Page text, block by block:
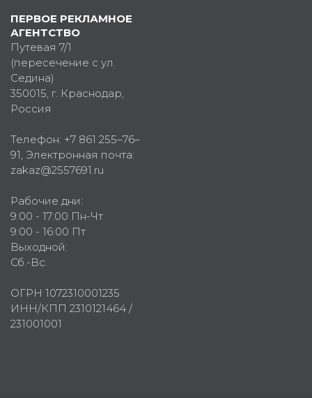
ПЕРВОЕ РЕКЛАМНОЕ
АГЕНТСТВО
Путевая 7/1
(пересечение с ул.
Седина)
350015, г. Краснодар,
Россия
Телефон: +7 861 255–76–
91, Электронная почта:
zakaz@2557691.ru
Рабочие дни:
9:00 - 17:00 Пн-Чт
9:00 - 16:00 Пт
Выходной:
Сб.-Вс.
ОГРН 1072310001235
ИНН/КПП 2310121464 /
231001001